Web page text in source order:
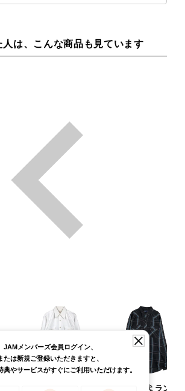
人は、こんな商品も見ています
古着 80年代 ラン
JAMメンバーズ会員ログイン、
たは新規ご登録いただきますと、
典やサービスがすぐにご利用いただけます。